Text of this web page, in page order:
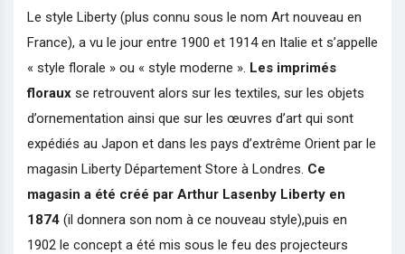
Le style Liberty (plus connu sous le nom Art nouveau en
France), a vu le jour entre 1900 et 1914 en Italie et s’appelle
« style florale » ou « style moderne ». Les imprimés
floraux se retrouvent alors sur les textiles, sur les objets
d’ornementation ainsi que sur les œuvres d’art qui sont
expédiés au Japon et dans les pays d’extrême Orient par le
magasin Liberty Département Store à Londres. Ce
magasin a été créé par Arthur Lasenby Liberty en
1874 (il donnera son nom à ce nouveau style),puis en
1902 le concept a été mis sous le feu des projecteurs